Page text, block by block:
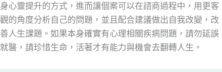
身心靈提升的方式，進而讓個案可以在諮商過程中，用更客
觀的角度分析自己的問題，並且配合建議做出自我改變，改
善人生課題。如果本身確實有心理相關疾病問題，請勿延誤
就醫，請珍惜生命，活著才有能力與機會去翻轉人生。